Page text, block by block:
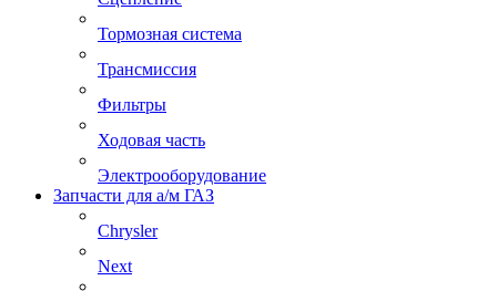
Тормозная система
Трансмиссия
Фильтры
Ходовая часть
Электрооборудование
Запчасти для а/м ГАЗ
Chrysler
Next